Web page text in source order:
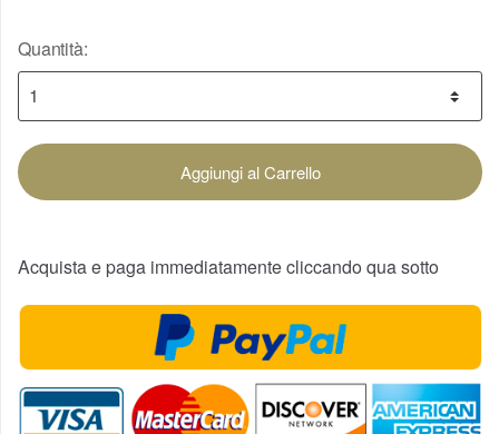
Quantità:
Aggiungi al Carrello
Acquista e paga immediatamente cliccando qua sotto